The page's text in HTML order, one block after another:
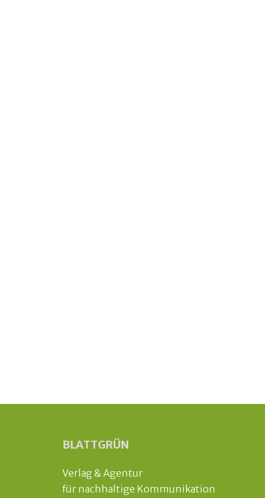
BLATTGRÜN
Verlag & Agentur
für nachhaltige Kommunikation